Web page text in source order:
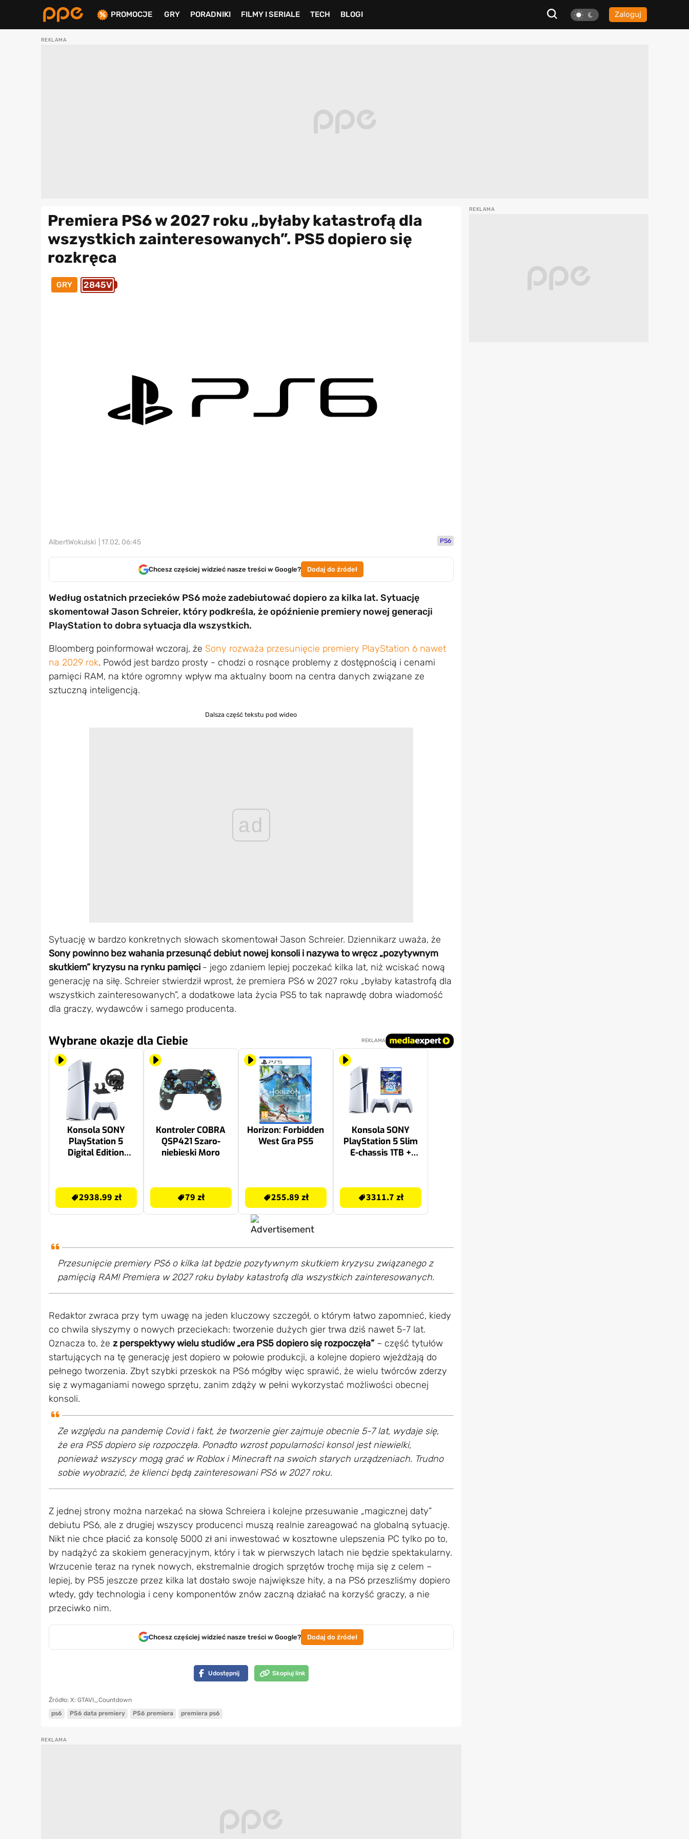
Zaloguj
PROMOCJE GRY PORADNIKI FILMY I SERIALE TECH BLOGI
Premiera PS6 w 2027 roku „byłaby katastrofą dla
wszystkich zainteresowanych”. PS5 dopiero się
rozkręca
GRY 2845V
AlbertWokulski | 17.02, 06:45 PS6
Chcesz częściej widzieć nasze treści w Google? Dodaj do źródeł
Według ostatnich przecieków PS6 może zadebiutować dopiero za kilka lat. Sytuację
skomentował Jason Schreier, który podkreśla, że opóźnienie premiery nowej generacji
PlayStation to dobra sytuacja dla wszystkich.
Bloomberg poinformował wczoraj, że Sony rozważa przesunięcie premiery PlayStation 6 nawet
na 2029 rok. Powód jest bardzo prosty - chodzi o rosnące problemy z dostępnością i cenami
pamięci RAM, na które ogromny wpływ ma aktualny boom na centra danych związane ze
sztuczną inteligencją.
Dalsza część tekstu pod wideo
ad
Sytuację w bardzo konkretnych słowach skomentował Jason Schreier. Dziennikarz uważa, że
Sony powinno bez wahania przesunąć debiut nowej konsoli i nazywa to wręcz „pozytywnym
skutkiem” kryzysu na rynku pamięci - jego zdaniem lepiej poczekać kilka lat, niż wciskać nową
generację na siłę. Schreier stwierdził wprost, że premiera PS6 w 2027 roku „byłaby katastrofą dla
wszystkich zainteresowanych”, a dodatkowe lata życia PS5 to tak naprawdę dobra wiadomość
dla graczy, wydawców i samego producenta.
Wybrane okazje dla Ciebie REKLAMA
Konsola SONY
PlayStation 5
Digital Edition
Racing Wheel Apex
(PC/PS4/PS5)
2938.99 zł
Kontroler COBRA
QSP421 Szaro-
niebieski Moro
79 zł
Horizon: Forbidden
West Gra PS5
255.89 zł
Konsola SONY
PlayStation 5 Slim
E-chassis 1TB +
Astro Bot Gra PS5
3311.7 zł
Przesunięcie premiery PS6 o kilka lat będzie pozytywnym skutkiem kryzysu związanego z
pamięcią RAM! Premiera w 2027 roku byłaby katastrofą dla wszystkich zainteresowanych.
Redaktor zwraca przy tym uwagę na jeden kluczowy szczegół, o którym łatwo zapomnieć, kiedy
co chwila słyszymy o nowych przeciekach: tworzenie dużych gier trwa dziś nawet 5-7 lat.
Oznacza to, że z perspektywy wielu studiów „era PS5 dopiero się rozpoczęła”– część tytułów
startujących na tę generację jest dopiero w połowie produkcji, a kolejne dopiero wjeżdżają do
pełnego tworzenia. Zbyt szybki przeskok na PS6 mógłby więc sprawić, że wielu twórców zderzy
się z wymaganiami nowego sprzętu, zanim zdąży w pełni wykorzystać możliwości obecnej
konsoli.
Ze względu na pandemię Covid i fakt, że tworzenie gier zajmuje obecnie 5-7 lat, wydaje się,
że era PS5 dopiero się rozpoczęła. Ponadto wzrost popularności konsol jest niewielki,
ponieważ wszyscy mogą grać w Roblox i Minecraft na swoich starych urządzeniach. Trudno
sobie wyobrazić, że klienci będą zainteresowani PS6 w 2027 roku.
Z jednej strony można narzekać na słowa Schreiera i kolejne przesuwanie „magicznej daty”
debiutu PS6, ale z drugiej wszyscy producenci muszą realnie zareagować na globalną sytuację.
Nikt nie chce płacić za konsolę 5000 zł ani inwestować w kosztowne ulepszenia PC tylko po to,
by nadążyć za skokiem generacyjnym, który i tak w pierwszych latach nie będzie spektakularny.
Wrzucenie teraz na rynek nowych, ekstremalnie drogich sprzętów trochę mija się z celem –
lepiej, by PS5 jeszcze przez kilka lat dostało swoje największe hity, a na PS6 przeszliśmy dopiero
wtedy, gdy technologia i ceny komponentów znów zaczną działać na korzyść graczy, a nie
przeciwko nim.
Chcesz częściej widzieć nasze treści w Google? Dodaj do źródeł
Udostępnij Skopiuj link
Źródło: X: GTAVI_Countdown
ps6
PS6 data premiery PS6 premiera premiera ps6